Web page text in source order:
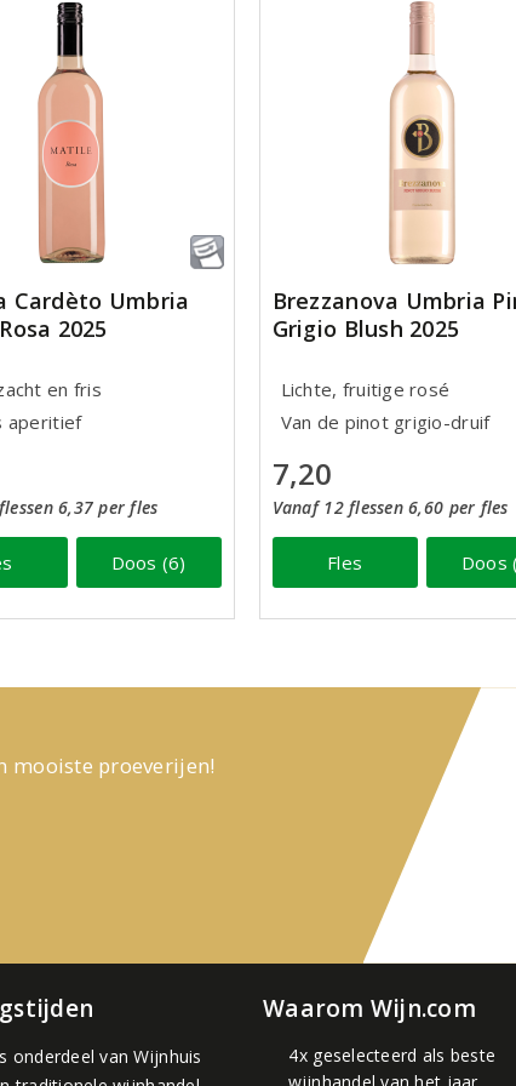
Cardèto Umbria
2025
en fris
aperitief
6,37 per fles
Doos (6)
Brezzanova Umbria
Grigio Blush 2025
Lichte, fruitige rosé
Van de pinot grigio-druif
7,20
Vanaf 12 flessen 6,60 per fles
Fles Doos
mooiste proeverijen!
onderdeel vanWijnhuis
Waarom Wijn.com
4x geselecteerd als beste